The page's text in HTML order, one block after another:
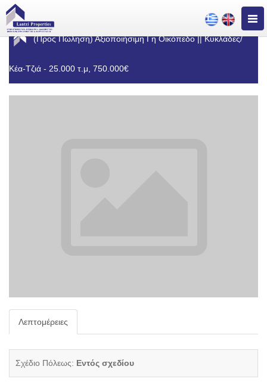
(Προς Πώληση) Αξιοποιήσιμη Γη Οικόπεδο || Κυκλάδες/
Κέα-Τζιά - 25.000 τ.μ, 750.000€
Λεπτομέρειες
Σχέδιο Πόλεως: Εντός σχεδίου